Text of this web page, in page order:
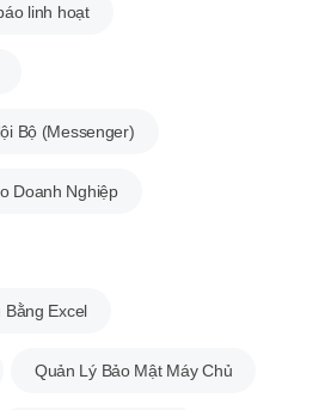
linh hoạt
Bộ (Messenger)
Doanh Nghiệp
Bằng Excel
Quản Lý Bảo Mật Máy Chủ